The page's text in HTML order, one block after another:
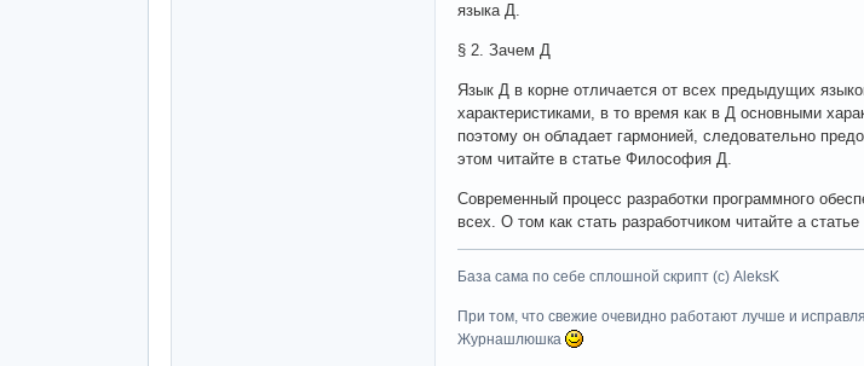
языка Д.
§ 2. Зачем Д
Язык Д в корне отличается от всех предыдущих
характеристиками, в то время как в Д основными
поэтому он обладает гармонией, следовательно
этом читайте в статье Философия Д.
Современный процесс разработки программного
всех. О том как стать разработчиком читайте a
База сама по себе сплошной скрипт (с) AleksK
При том, что свежие очевидно работают лучше и
Журнашлюшка